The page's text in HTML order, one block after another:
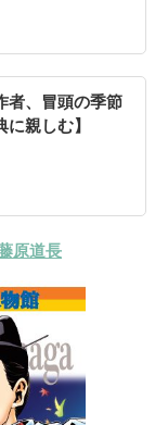
者、冒頭の季節
親しむ】
原道長